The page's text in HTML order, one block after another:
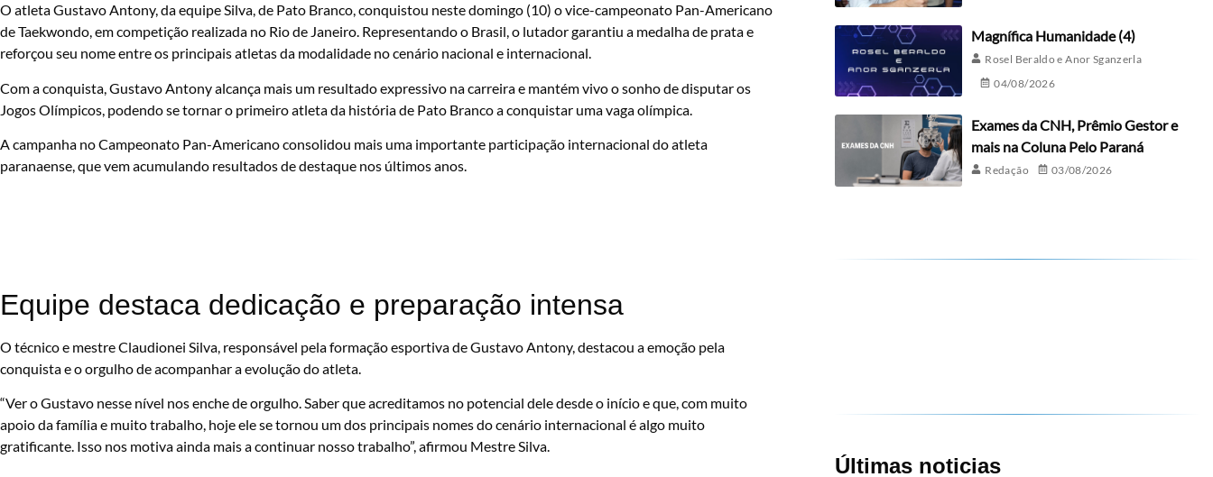
O atleta Gustavo Antony, da equipe Silva, de Pato Branco, conquistou neste domingo (10) o vice-campeonato Pan-Americano
de Taekwondo, em competição realizada no Rio de Janeiro. Representando o Brasil, o lutador garantiu a medalha de prata e
reforçou seu nome entre os principais atletas da modalidade no cenário nacional e internacional.
Com a conquista, Gustavo Antony alcança mais um resultado expressivo na carreira e mantém vivo o sonho de disputar os
Jogos Olímpicos, podendo se tornar o primeiro atleta da história de Pato Branco a conquistar uma vaga olímpica.
A campanha no Campeonato Pan-Americano consolidou mais uma importante participação internacional do atleta
paranaense, que vem acumulando resultados de destaque nos últimos anos.
Equipe destaca dedicação e preparação intensa
O técnico e mestre Claudionei Silva, responsável pela formação esportiva de Gustavo Antony, destacou a emoção pela
conquista e o orgulho de acompanhar a evolução do atleta.
“Ver o Gustavo nesse nível nos enche de orgulho. Saber que acreditamos no potencial dele desde o início e que, com muito
apoio da família e muito trabalho, hoje ele se tornou um dos principais nomes do cenário internacional é algo muito
gratificante. Isso nos motiva ainda mais a continuar nosso trabalho”, afirmou Mestre Silva.
Magnífica Humanidade (4)
Rosel Beraldo e Anor Sganzerla
04/08/2026
Exames da CNH, Prêmio Gestor e
mais na Coluna Pelo Paraná
Redação 03/08/2026
Últimas noticias